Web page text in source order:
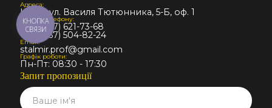
Адреса:
Київ, вул. Василя Тютюнника, 5-Б, оф. 1
Номер телефону:
+38 (067) 621-73-68
+38 (067) 504-82-24
Email:
stalmir.prof@gmail.com
Графік роботи:
Пн-Пт: 08:30 - 17:30
Запит пропозиції
КНОПКА
СВЯЗИ